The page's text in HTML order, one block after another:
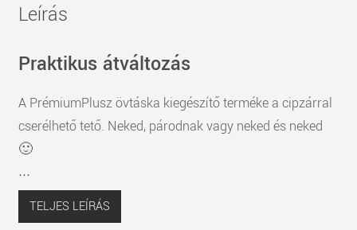
Leírás
Praktikus átváltozás
A PrémiumPlusz övtáska kiegészítő terméke a cipzárral
cserélhető tető. Neked, párodnak vagy neked és neked
🙂
...
TELJES LEÍRÁS